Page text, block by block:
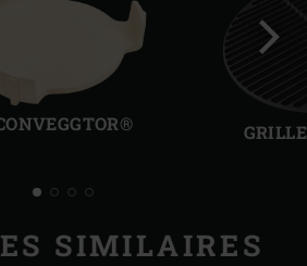
SIMILAIRES